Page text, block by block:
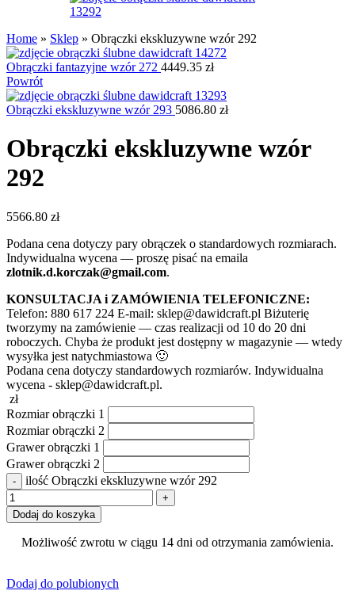
Home » Sklep » Obrączki ekskluzywne wzór 292
Obrączki fantazyjne wzór 272 4449.35 zł
Powrót
Obrączki ekskluzywne wzór 293 5086.80 zł
Obrączki ekskluzywne wzór
292
5566.80 zł
Podana cena dotyczy pary obrączek o standardowych rozmiarach.
Indywidualna wycena — proszę pisać na emaila
zlotnik.d.korczak@gmail.com.
KONSULTACJA i ZAMÓWIENIA TELEFONICZNE:
Telefon: 880 617 224 E-mail: sklep@dawidcraft.pl Biżuterię
tworzymy na zamówienie — czas realizacji od 10 do 20 dni
roboczych. Chyba że produkt jest dostępny w magazynie — wtedy
wysyłka jest natychmiastowa 🙂
Podana cena dotyczy standardowych rozmiarów. Indywidualna
wycena - sklep@dawidcraft.pl.
zł
Rozmiar obrączki 1
Rozmiar obrączki 2
Grawer obrączki 1
Grawer obrączki 2
ilość Obrączki ekskluzywne wzór 292
Dodaj do koszyka
Możliwość zwrotu w ciągu 14 dni od otrzymania zamówienia.
Dodaj do polubionych